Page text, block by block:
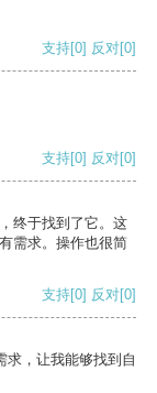
支持[0] 反对[0]
支持[0] 反对[0]
终于找到了它。这
需求。操作也很简
支持[0] 反对[0]
求，让我能够找到自